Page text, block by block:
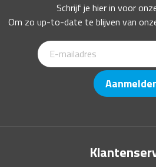
Schrijf je hier in voor
Om zo up-to-date te blijven van